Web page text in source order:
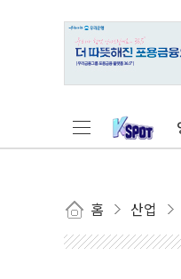
홈 산업